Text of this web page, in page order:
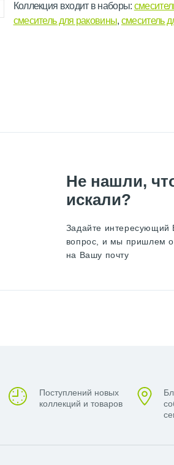
Коллекция входит в наборы:
смеситель для раковины, смеситель
Не нашли,
искали?
Задайте интересующий
вопрос, и мы пришлем
на Вашу почту
Поступлений новых
коллекций и товаров